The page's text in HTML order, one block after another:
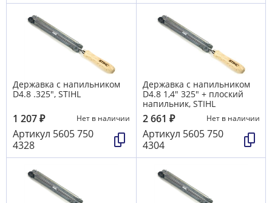
Державка с напильником
D4.8 .325", STIHL
1 207₽ Нет в наличии
Артикул 5605 750
4328
Державка с напильником
D4.8 1,4" 325" + плоский
напильник, STIHL
2 661 ₽ Нет в наличии
Артикул 5605 750
4304